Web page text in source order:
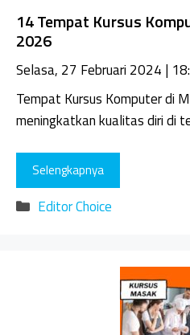
14 Tempat Kursus
2026
Selasa, 27 Februari 2024 |
Tempat Kursus Komputer di
meningkatkan kualitas diri di
Selengkapnya
Kategori
Editor Choice